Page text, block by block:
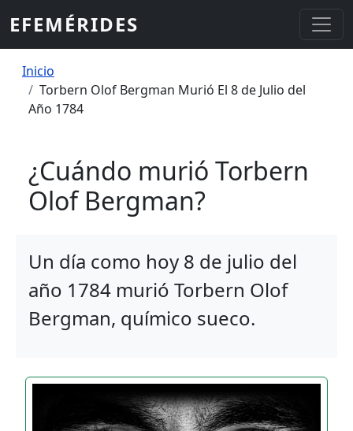
EFEMÉRIDES
Sobrescribir enlaces de ayuda a la
Inicio
Torbern Olof Bergman Murió El 8 de Julio del
Año 1784
¿Cuándo murió Torbern
Olof Bergman?
Un día como hoy 8 de julio del
año 1784 murió Torbern Olof
Bergman, químico sueco.